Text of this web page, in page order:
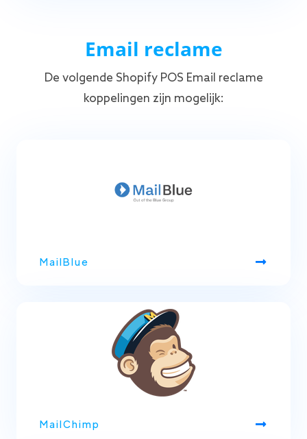
Email reclame
De volgende Shopify POS Email reclame
koppelingen zijn mogelijk:
MailBlue
MailChimp